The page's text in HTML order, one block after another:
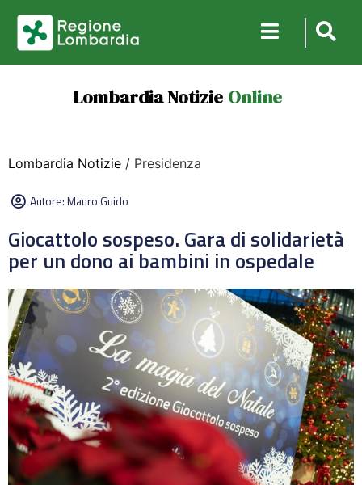
Lombardia Notizie Online
Lombardia Notizie / Presidenza
Autore:Mauro Guido
Giocattolo sospeso. Gara di solidarietà
per un dono ai bambini in ospedale